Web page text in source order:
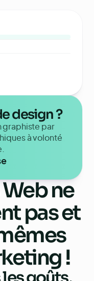
design ?
graphiste par
à volonté
ne
pas et
!